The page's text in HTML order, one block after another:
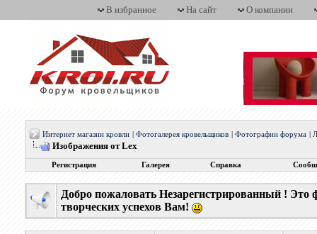
В избранное На сайт О компании
Интернет магазин кровли Фотогалерея кровельщиков Фотографии форума
Изображения от Lex
Регистрация Галерея Справка
Добро пожаловать Незарегистрированный !
творческих успехов Вам!